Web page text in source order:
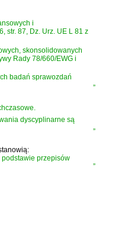
i
str. 87, Dz. Urz. UE L 81 z
skonsolidowanych
Rady 78/660/EWG i
badań sprawozdań
”
dyscyplinarne są
”
podstawie przepisów
”